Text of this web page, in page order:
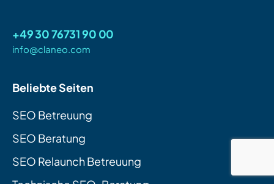
+49 30 76731 90 00
info@claneo.com
Beliebte Seiten
SEO Betreuung
SEO Beratung
SEO Relaunch Betreuung